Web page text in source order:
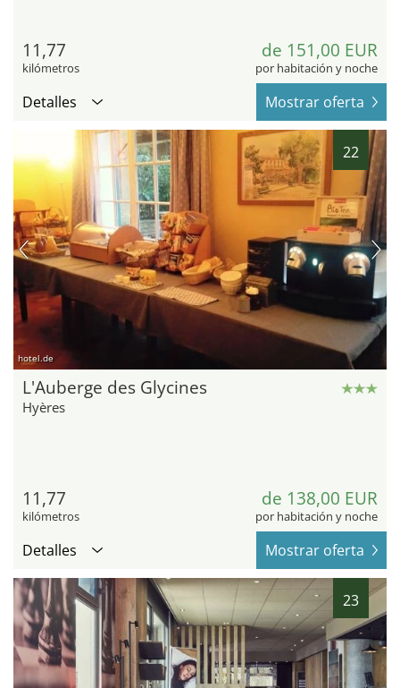
11,77
kilómetros
de 151,00 EUR
por habitación y noche
Detalles Mostrar oferta
22
hotel.de
L'Auberge des Glycines
Hyères
11,77
kilómetros
de 138,00 EUR
por habitación y noche
Detalles Mostrar oferta
23